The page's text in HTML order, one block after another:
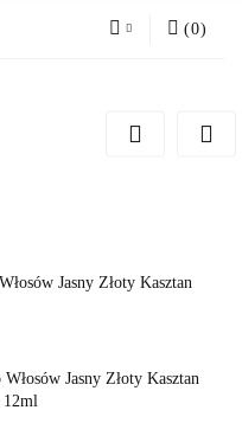
Zarejestruj się
(0)
Jasny Złoty Kasztan
Jasny Złoty Kasztan